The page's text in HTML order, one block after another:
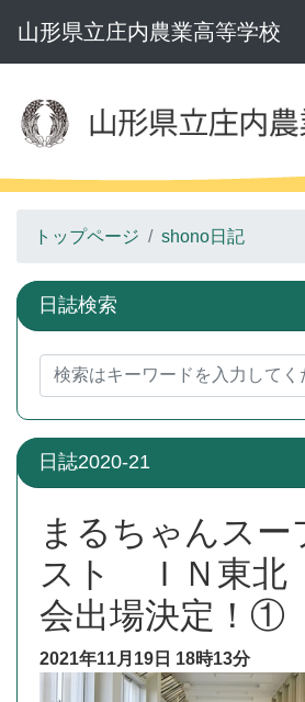
山形県立庄内農業高等学校
トップページ shono日記
日誌検索
日誌2020-21
まるちゃんスー
スト ＩＮ東
会出場決定！①
2021年11月19日 18時13分